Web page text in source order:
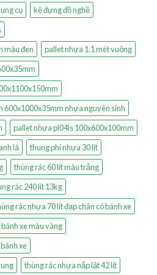
cụ
kệ đựng đồ nghề
màu đen
pallet nhựa 1.1 mét vuông
600x1000x35mm nhựa nguyên sinh
pallet nhựa pl04ls 100x600x100mm
lá
thung phi nhựa 30 lít
thùng rác 60 lít màu trắng
rác 240 lít 13kg
rác nhựa 70 lít đạp chân có bánh xe
xe màu vàng
xe
thùng rác nhựa nắp lật 42 lít